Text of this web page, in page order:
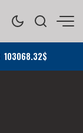
103068.32$